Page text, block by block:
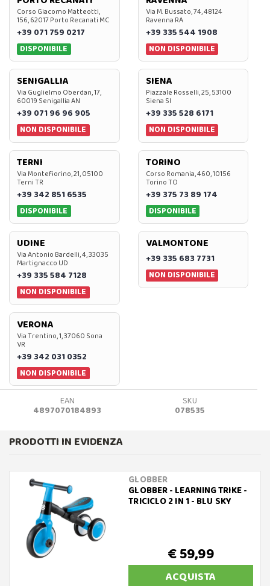
Corso Giacomo Matteotti,
156, 62017 Porto Recanati MC
+39 071 759 0217
DISPONIBILE
Via M. Bussato, 74, 48124
Ravenna RA
+39 335 544 1908
NON DISPONIBILE
SENIGALLIA
Via Guglielmo Oberdan, 17,
60019 Senigallia AN
+39 071 96 96 905
NON DISPONIBILE
SIENA
Piazzale Rosselli, 25, 53100
Siena SI
+39 335 528 6171
NON DISPONIBILE
TERNI
Via Montefiorino, 21, 05100
Terni TR
+39 342 851 6535
DISPONIBILE
TORINO
Corso Romania, 460, 10156
Torino TO
+39 375 73 89 174
DISPONIBILE
UDINE
Via Antonio Bardelli, 4, 33035
Martignacco UD
+39 335 584 7128
NON DISPONIBILE
VALMONTONE
+39 335 683 7731
NON DISPONIBILE
VERONA
Via Trentino, 1, 37060 Sona
VR
+39 342 031 0352
NON DISPONIBILE
EAN
4897070184893
SKU
078535
PRODOTTI IN EVIDENZA
GLOBBER
GLOBBER - LEARNING TRIKE -
TRICICLO 2 IN 1 - BLU SKY
€ 59,99
ACQUISTA